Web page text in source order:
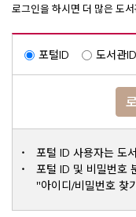
로그인을 하시면 더 많은 도
포털ID 도서관
포털 ID 사용자는 도
포털 ID 및 비밀번호
"아이디/비밀번호 찾